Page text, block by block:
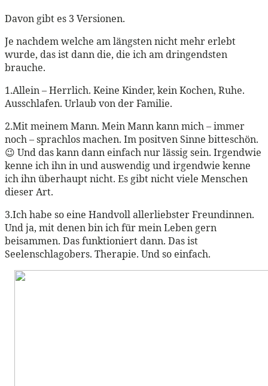
Davon gibt es 3 Versionen.
Je nachdem welche am längsten nicht mehr erlebt
wurde, das ist dann die, die ich am dringendsten
brauche.
1.Allein – Herrlich. Keine Kinder, kein Kochen, Ruhe.
Ausschlafen. Urlaub von der Familie.
2.Mit meinem Mann. Mein Mann kann mich – immer
noch – sprachlos machen. Im positven Sinne bitteschön.
😉 Und das kann dann einfach nur lässig sein. Irgendwie
kenne ich ihn in und auswendig und irgendwie kenne
ich ihn überhaupt nicht. Es gibt nicht viele Menschen
dieser Art.
3.Ich habe so eine Handvoll allerliebster Freundinnen.
Und ja, mit denen bin ich für mein Leben gern
beisammen. Das funktioniert dann. Das ist
Seelenschlagobers. Therapie. Und so einfach.